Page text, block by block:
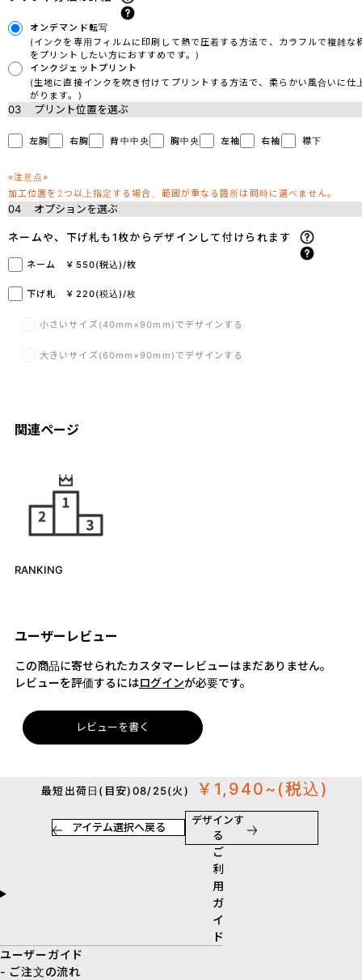
オンデマンド転写
(インクを専用フィルムに印刷して熱で圧着する方法で、カラフルで複雑な
をプリントしたい方におすすめです。)
インクジェットプリント
(生地に直接インクを吹き付けてプリントする方法で、柔らかい風合いに仕
がります。)
03 プリント位置を選ぶ
左胸 右胸 背中中央 胸中央 左袖 右袖 襟下
※注意点※
加工位置を2つ以上指定する場合、範囲が重なる箇所は同時に選べません。
04 オプションを選ぶ
ネームや、下げ札も1枚からデザインして付けられます
ネーム ￥550(税込)/枚
下げ札 ￥220(税込)/枚
小さいサイズ(40mm×90mm)でデザインする
大きいサイズ(60mm×90mm)でデザインする
関連ページ
RANKING
ユーザーレビュー
この商品に寄せられたカスタマーレビューはまだありません。
レビューを評価するにはログインが必要です。
レビューを書く
最短出荷日(目安)08/25(火) ￥1,940~ (税込)
アイテム選択へ戻る
デザインす
る
ご
利
用
ガ
イ
ド
ユーザーガイド
- ご注文の流れ